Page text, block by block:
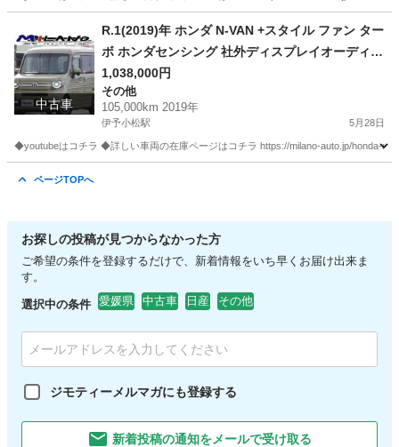
伊予小松駅 その他
中古車
R.1(2019)年 ホンダ N-VAN +スタイル ファン ター
ボ ホンダセンシング 社外ディスプレイオーディ
オ・ドラレコ グリーン☆2年車検付き・整備渡・1
年保証付☆
1,038,000円
その他
105,000km 2019年
伊予小松駅 5月28日
◆youtubeはコチラ ◆詳しい車両の在庫ページはコチラ https://milano-auto.jp/honda-n-
ページTOPへ
お探しの投稿が見つからなかった方
ご希望の条件を登録するだけで、新着情報をいち早くお届け出来ま
す。
選択中の条件 愛媛県 中古車 日産 その他
ジモティーメルマガにも登録する
新着投稿の通知をメールで受け取る